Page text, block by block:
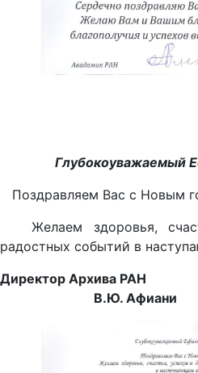
Глубокоуважаемый
Поздравляем Вас с Новым
Желаем здоровья,
радостных событий в
Директор
В.Ю. Афиани